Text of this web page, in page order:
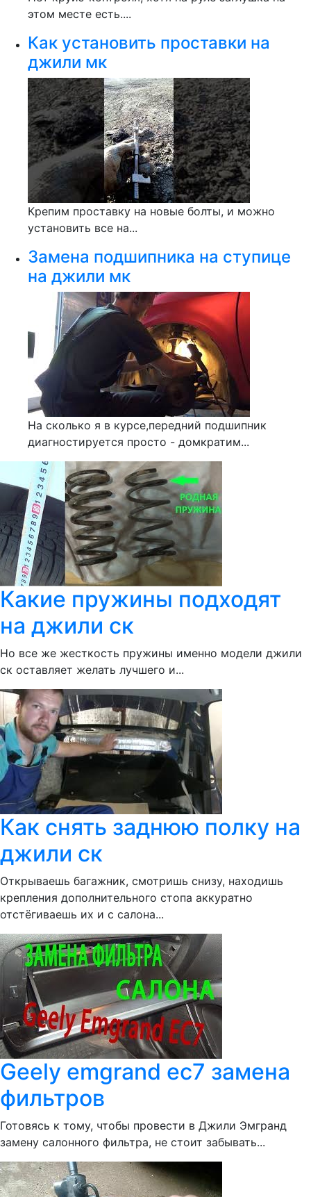
этом месте есть....
Как установить проставки на
джили мк
Крепим проставку на новые болты, и можно
установить все на...
Замена подшипника на ступице
на джили мк
На сколько я в курсе,передний подшипник
диагностируется просто - домкратим...
Какие пружины подходят
на джили ск
Но все же жесткость пружины именно модели джили
ск оставляет желать лучшего и...
Как снять заднюю полку на
джили ск
Открываешь багажник, смотришь снизу, находишь
крепления дополнительного стопа аккуратно
отстёгиваешь их и с салона...
Geely emgrand ec7 замена
фильтров
Готовясь к тому, чтобы провести в Джили Эмгранд
замену салонного фильтра, не стоит забывать...